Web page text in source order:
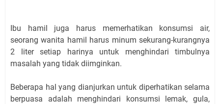
Ibu hamil juga harus memerhatikan konsumsi air,
seorang wanita hamil harus minum sekurang-kurangnya
2 liter setiap harinya untuk menghindari timbulnya
masalah yang tidak diimginkan.
Beberapa hal yang dianjurkan untuk diperhatikan selama
berpuasa adalah menghindari konsumsi lemak, gula,